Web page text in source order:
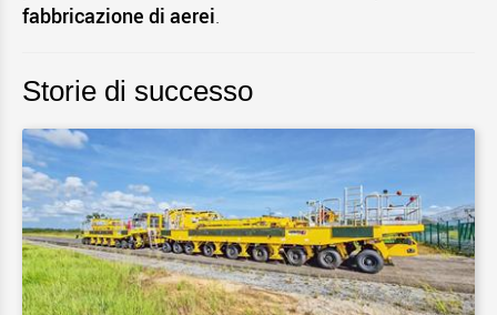
fabbricazione di aerei.
Storie di successo